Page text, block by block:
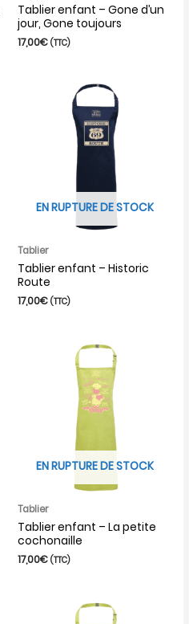
Tablier enfant – Gone d’un
jour, Gone toujours
17,00€ (TTC)
EN RUPTURE DE STOCK
Tablier
Tablier enfant – Historic
Route
17,00€ (TTC)
EN RUPTURE DE STOCK
Tablier
Tablier enfant – La petite
cochonaille
17,00€ (TTC)